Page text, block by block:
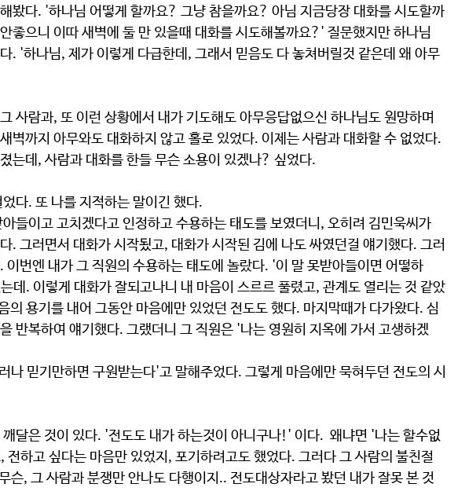
봤다. '하나님 어떻게 할까요? 그냥 참을까요? 아님 지금당장 대화를 시도할까
좋으니 이따 새벽에 둘 만 있을때 대화를 시도해볼까요?' 질문했지만 하나님
. '하나님, 제가 이렇게 다급한데, 그래서 믿음도 다 놓쳐버릴것 같은데 왜 아무
사람과, 또 이런 상황에서 내가 기도해도 아무응답없으신 하나님도 원망하며
벽까지 아무와도 대화하지 않고 홀로 있었다. 이제는 사람과 대화할 수 없었다.
는데, 사람과 대화를 한들 무슨 소용이 있겠나? 싶었다.
다. 또 나를 지적하는 말이긴 했다.
들이고 고치겠다고 인정하고 수용하는 태도를 보였더니, 오히려 김민욱씨가
. 그러면서 대화가 시작됬고, 대화가 시작된 김에 나도 싸였던걸 얘기했다. 그러
이번엔 내가 그 직원의 수용하는 태도에 놀랐다. '이 말 못받아들이면 어떻하
데. 이렇게 대화가 잘되고나니 내 마음이 스르르 풀렸고, 관계도 열리는 것 같았
의 용기를 내어 그동안 마음에만 있었던 전도도 했다. 마지막때가 다가왔다. 심
반복하여 얘기했다. 그랬더니 그 직원은 '나는 영원히 지옥에 가서 고생하겠
나 믿기만하면 구원받는다'고 말해주었다. 그렇게 마음에만 묵혀두던 전도의 시
깨달은 것이 있다. '전도도 내가 하는것이 아니구나!' 이다.  왜냐면 '나는 할수없
전하고 싶다는 마음만 있었지, 포기하려고도 했었다. 그러다 그 사람의 불친절
슨, 그 사람과 분쟁만 안나도 다행이지.. 전도대상자라고 봤던 내가 잘못 본 것